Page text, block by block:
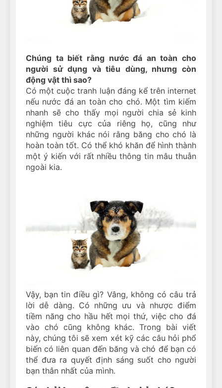
Can Bulldogs Play Fetch?
And How to Train Them!
7 Năm Ago
Chúng ta biết rằng nước đá an toàn cho
người sử dụng và tiêu dùng, nhưng còn
động vật thì sao?
Có một cuộc tranh luận đáng kể trên internet
nếu nước đá an toàn cho chó. Một tìm kiếm
nhanh sẽ cho thấy mọi người chia sẻ kinh
nghiệm tiêu cực của riêng họ, cũng như
những người khác nói rằng băng cho chó là
hoàn toàn tốt. Có thể khó khăn để hình thành
một ý kiến ​​với rất nhiều thông tin mâu thuẫn
ngoài kia.
Vậy, bạn tin điều gì? Vâng, không có câu trả
lời dễ dàng. Có những ưu và nhược điểm
tiềm năng cho hầu hết mọi thứ, việc cho đá
vào chó cũng không khác. Trong bài viết
này, chúng tôi sẽ xem xét kỹ các câu hỏi phổ
biến có liên quan đến băng và chó để bạn có
thể đưa ra quyết định sáng suốt cho người
bạn thân nhất của mình.